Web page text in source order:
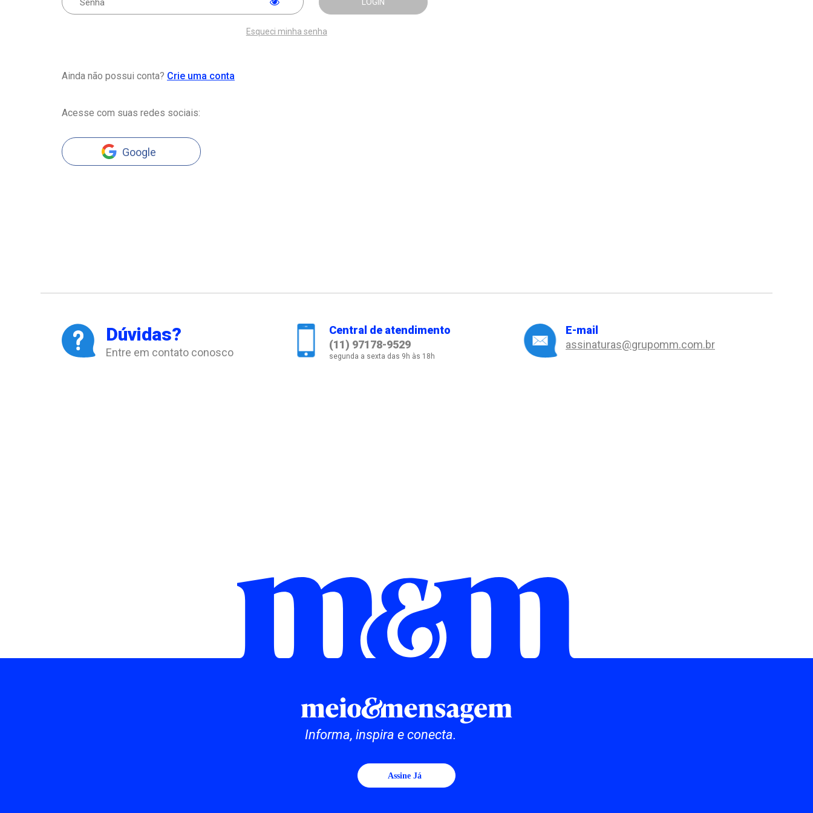
Esqueci minha senha
Ainda não possui conta? Crie uma conta
Acesse com suas redes sociais:
Google
Dúvidas?
Entre em contato conosco
Central de atendimento
(11) 97178-9529
segunda a sexta das 9h às 18h
E-mail
assinaturas@grupomm.com.br
Informa, inspira e conecta.
Assine Já